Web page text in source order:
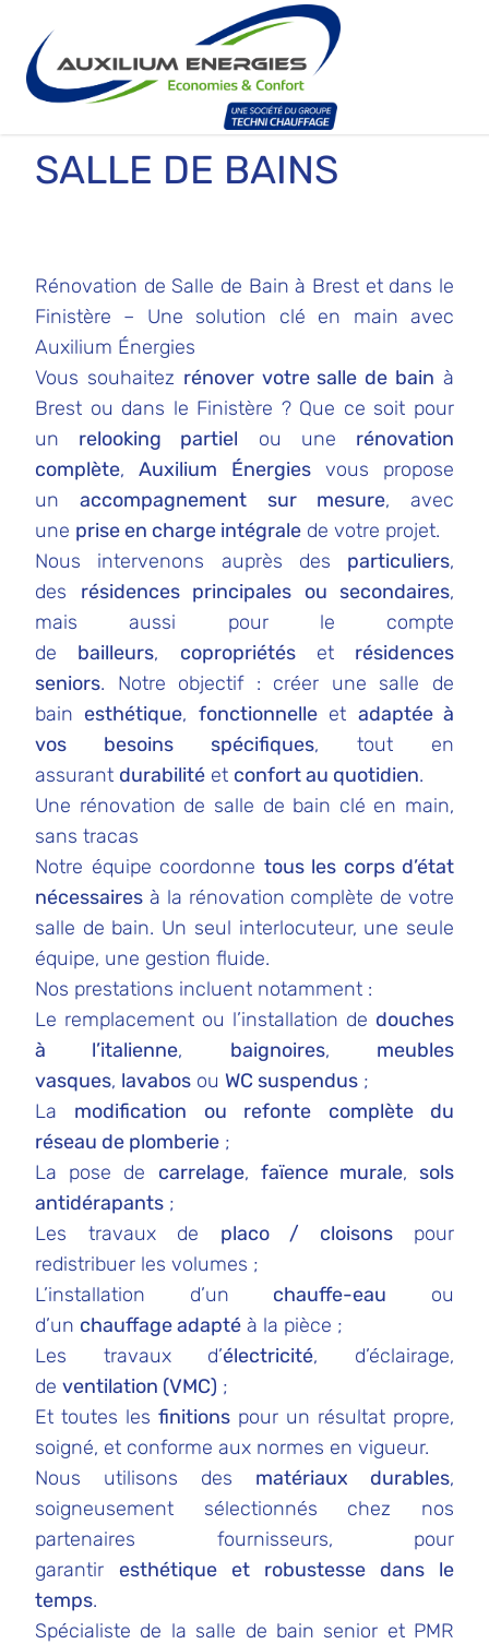
SALLE DE BAINS
Rénovation de Salle de Bain à Brest et dans le
Finistère – Une solution clé en main avec
Auxilium Énergies
Vous souhaitez rénover votre salle de bain à
Brest ou dans le Finistère ? Que ce soit pour
un relooking partiel ou une rénovation
complète,Auxilium Énergiesvous propose
unaccompagnement sur mesure, avec
une prise en charge intégrale de votre projet.
Nous intervenons auprès des particuliers,
des résidences principales ou secondaires,
mais aussi pour le compte
de bailleurs, copropriétéset résidences
seniors. Notre objectif : créer une salle de
bainesthétique, fonctionnelleet adaptée à
vos besoins spécifiques, tout en
assurant durabilité et confort au quotidien.
Une rénovation de salle de bain clé en main,
sans tracas
Notre équipe coordonne tous les corps d’état
nécessaires à la rénovation complète de votre
salle de bain. Un seul interlocuteur, une seule
équipe, une gestion fluide.
Nos prestations incluent notamment :
Le remplacement ou l’installation de douches
à l’italienne, baignoires, meubles
vasques, lavabos ou WC suspendus ;
La modification ou refonte complète du
réseau de plomberie ;
La pose de carrelage, faïence murale, sols
antidérapants ;
Les travaux de placo / cloisonspour
redistribuer les volumes ;
L’installation d’un chauffe-eau ou
d’un chauffage adapté à la pièce ;
Les travaux d’électricité, d’éclairage,
de ventilation (VMC) ;
Et toutes les finitions pour un résultat propre,
soigné, et conforme aux normes en vigueur.
Nous utilisons des matériaux durables,
soigneusement sélectionnés chez nos
partenaires fournisseurs, pour
garantir esthétique et robustesse dans le
temps.
Spécialiste de la salle de bain senior et PMR